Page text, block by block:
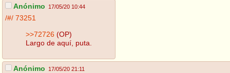
Anónimo 17/05/20 10:44
/#/ 73251
>>72726 (OP)
Largo de aquí, puta.
Anónimo 17/05/20 21:11